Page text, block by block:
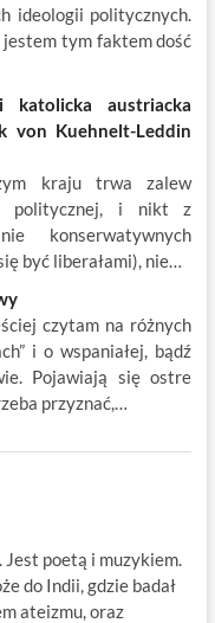
ideologii politycznych.
tym faktem dość
katolicka austriacka
von Kuehnelt-Leddin
kraju trwa zalew
politycznej, i nikt z
konserwatywnych
być liberałami), nie…
czytam na różnych
i o wspaniałej, bądź
Pojawiają się ostre
przyznać,…
poetą i muzykiem.
do Indii, gdzie badał
ateizmu, oraz